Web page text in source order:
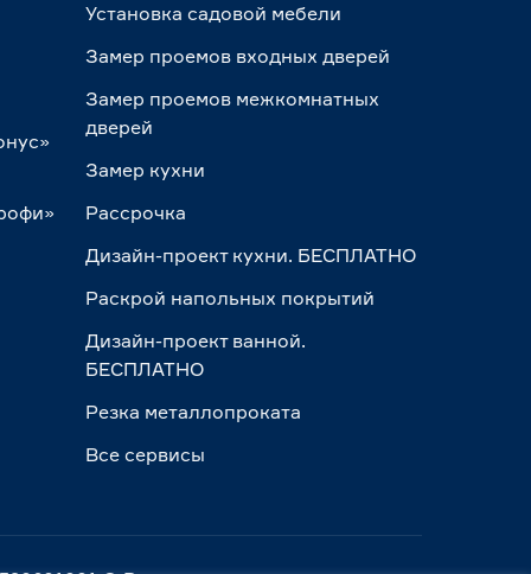
Установка садовой мебели
Замер проемов входных дверей
Замер проемов межкомнатных
дверей
Замер кухни
Рассрочка
Дизайн-проект кухни. БЕСПЛАТНО
Раскрой напольных покрытий
Дизайн-проект ванной.
БЕСПЛАТНО
Резка металлопроката
Все сервисы